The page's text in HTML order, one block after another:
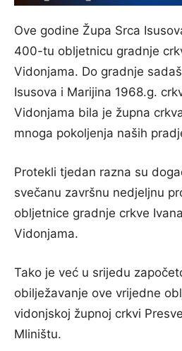
Ove godine Župa Srca
400-tu obljetnicu gradnje
Vidonjama. Do gradnje
Isusova i Marijina 1968.g.
Vidonjama bila je župna
mnoga pokoljenja naših
Protekli tjedan razna su
svečanu završnu nedjeljnu
obljetnice gradnje crkve
Vidonjama.
Tako je već u srijedu
obilježavanje ove vrijedne
vidonjskoj župnoj crkvi
Mliništu.